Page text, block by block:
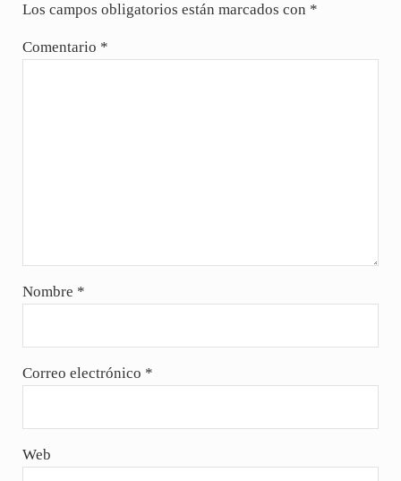
Los campos obligatorios están marcados con *
Comentario *
Nombre *
Correo electrónico *
Web